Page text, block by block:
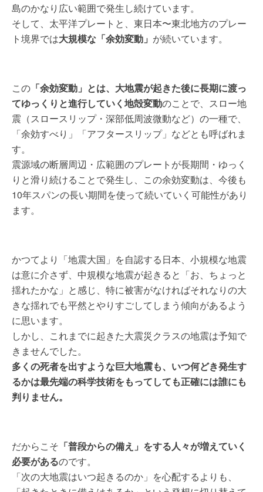
島のかなり広い範囲で発生し続けています。
そして、太平洋プレートと、東日本〜東北地方のプレー
ト境界では大規模な「余効変動」 が続いています。
この 「余効変動」とは、大地震が起きた後に長期に渡っ
てゆっくりと進行していく地殻変動のことで、スロー地
震（スロースリップ・深部低周波微動など）の一種で、
「余効すべり」「アフタースリップ」などとも呼ばれま
す。
震源域の断層周辺・広範囲のプレートが長期間・ゆっく
りと滑り続けることで発生し、この余効変動は、今後も
10年スパンの長い期間を使って続いていく可能性があり
ます。
かつてより「地震大国」を自認する日本、小規模な地震
は意に介さず、中規模な地震が起きると「お、ちょっと
揺れたかな」と感じ、特に被害がなければそれなりの大
きな揺れでも平然とやりすごしてしまう傾向があるよう
に思います。
しかし、これまでに起きた大震災クラスの地震は予知で
きませんでした。
多くの死者を出すような巨大地震も、いつ何どき発生す
るかは最先端の科学技術をもってしても正確には誰にも
判りません。
だからこそ 「普段からの備え」をする人々が増えていく
必要があるのです。
「次の大地震はいつ起きるのか」を心配するよりも、